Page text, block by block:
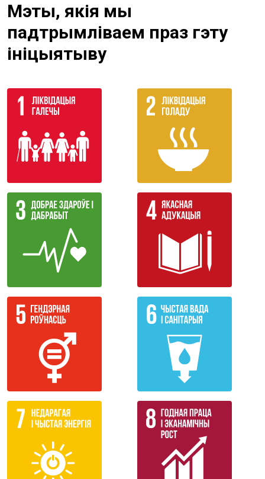
Мэты, якія мы
падтрымліваем праз гэту
ініцыятыву